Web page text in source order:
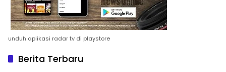
unduh aplikasi radar tv di playstore
Berita Terbaru